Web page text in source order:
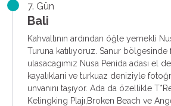
7. Gün
Bali
Kahvaltının ardından öğle yemekli
Turuna katılıyoruz. Sanur
ulasacagımız Nusa Penida adası el
kayalıklarıi ve turkuaz deniziyle
unvanını taşıyor. Ada da özellikle
Kelingking Plajı,Broken Beach ve